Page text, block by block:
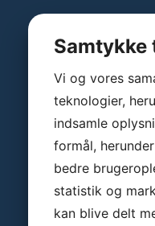
Vi og vores
teknologier,
indsamle
formål,
bedre
statistik og
kan blive delt